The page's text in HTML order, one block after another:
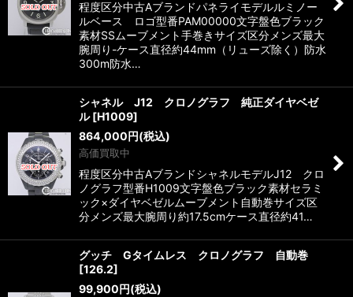
程度区分中古Aブランドパネライモデルルミノー
ルベース ロゴ型番PAM00000文字盤色ブラック
素材SSムーブメント手巻きサイズ区分メンズ最大
腕周り-ケース直径約44mm（リューズ除く）防水
300m防水…
シャネル J12 クロノグラフ 純正ダイヤベゼ
ル [H1009]
864,000円(税込)
高価買取中
程度区分中古AブランドシャネルモデルJ12 クロ
ノグラフ型番H1009文字盤色ブラック素材セラミ
ック×ダイヤベゼルムーブメント自動巻サイズ区
分メンズ最大腕周り約17.5cmケース直径約41…
グッチ Gタイムレス クロノグラフ 自動巻
[126.2]
99,900円(税込)